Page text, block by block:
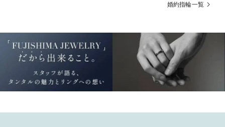
婚約指輪一覧